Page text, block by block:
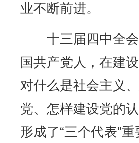
业不断前进。
十三届四中全会
国共产党人，在建
对什么是社会主义
党、怎样建设党的
形成了“三个代表”